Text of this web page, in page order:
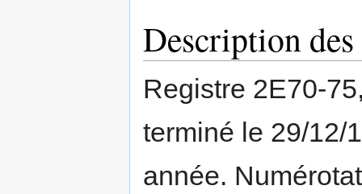
Description
Registre 2E70-
terminé le 29/12/
année.